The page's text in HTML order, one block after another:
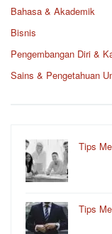
Bahasa & Akademik
Bisnis
Pengembangan Diri &
Sains & Pengetahuan
Tips
Tips